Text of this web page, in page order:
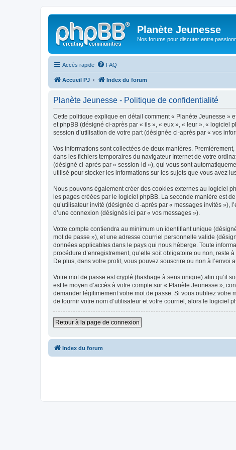
Planète Jeunesse
Nos forums pour discuter entre
Accès rapide FAQ
Accueil PJ Index du forum
Planète Jeunesse - Politique de confidentialité
Cette politique explique en détail comment « Planète Jeunesse »
et phpBB (désigné ci-après par « ils », « eux », « leur », « logiciel
session d’utilisation de votre part (désignée ci-après par « vos
Vos informations sont collectées de deux manières.
dans les fichiers temporaires du navigateur Internet de votre
(désigné ci-après par « session-id »), qui vous sont
utilisé pour stocker les informations sur les sujets que vous avez
Nous pouvons également créer des cookies externes au logiciel
les pages créées par le logiciel phpBB. La seconde manière est
qu’utilisateur invité (désignée ci-après par « messages invités »),
d’une connexion (désignés ici par « vos messages »).
Votre compte contiendra au minimum un identifiant unique
mot de passe »), et une adresse courriel personnelle valide
données applicables dans le pays qui nous héberge. Toute
procédure d’enregistrement, qu’elle soit obligatoire ou non,
De plus, dans votre profil, vous pouvez souscrire ou non à l’envoi
Votre mot de passe est crypté (hashage à sens unique) afin qu’il
est le moyen d’accès à votre compte sur « Planète Jeunesse »,
demander légitimement votre mot de passe. Si vous oubliez votre
de fournir votre nom d’utilisateur et votre courriel, alors le logiciel
Retour à la page de connexion
Index du forum